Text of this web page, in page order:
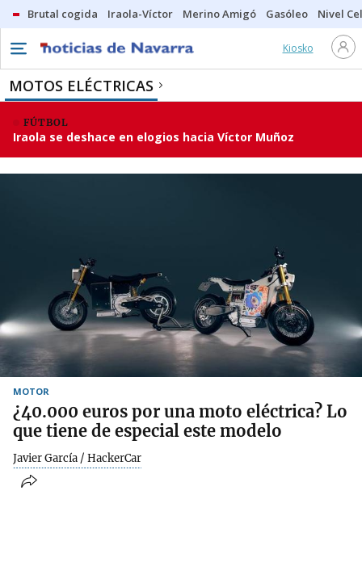
Brutal cogida Iraola-Víctor Merino Amigó Gasóleo Nivel
Kiosko
MOTOS ELÉCTRICAS
FÚTBOL
Iraola se deshace en elogios hacia Víctor Muñoz
MOTOR
¿40.000 euros por una moto eléctrica? Lo
que tiene de especial este modelo
Javier García / HackerCar